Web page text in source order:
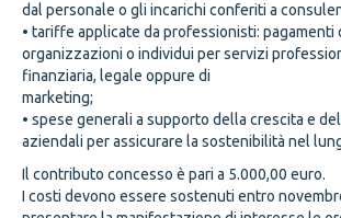
dal personale o gli incarichi conferiti a
• tariffe applicate da professionisti: pagamenti
organizzazioni o individui per servizi
finanziaria, legale oppure di
marketing;
• spese generali a supporto della crescita e
aziendali per assicurare la sostenibilità nel
Il contributo concesso è pari a 5.000,00 euro.
I costi devono essere sostenuti entro